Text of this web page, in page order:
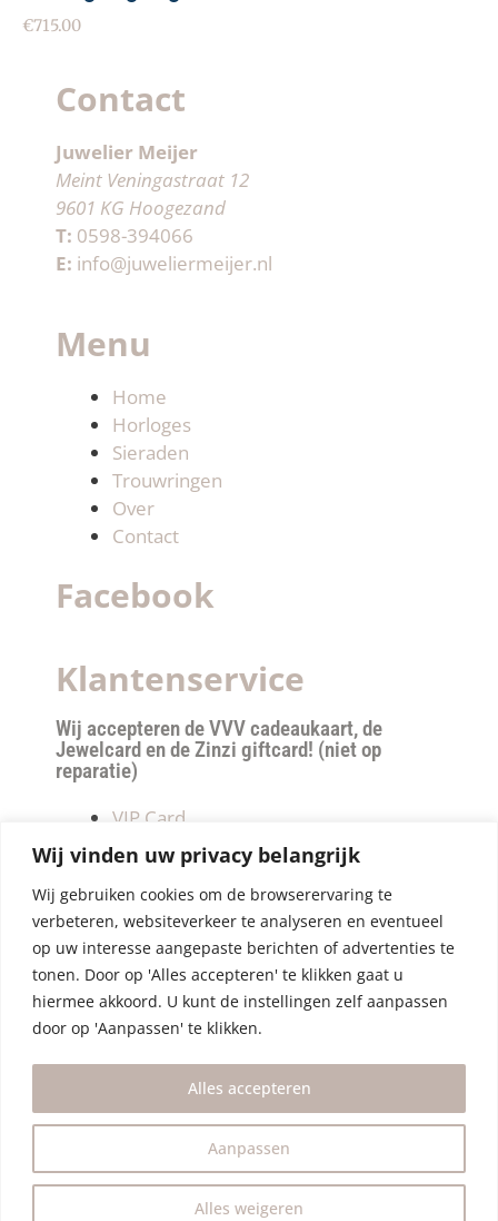
Wij vinden uw privacy belangrijk
Wij gebruiken cookies om de browserervaring te
verbeteren, websiteverkeer te analyseren en eventueel
op uw interesse aangepaste berichten of advertenties te
tonen. Door op 'Alles accepteren' te klikken gaat u
hiermee akkoord. U kunt de instellingen zelf aanpassen
door op 'Aanpassen' te klikken.
Aanpassen
Alles weigeren
Alles accepteren
€715.00
Contact
Juwelier Meijer
Meint Veningastraat 12
9601 KG Hoogezand
T: 0598-394066
E: info@juweliermeijer.nl
Menu
Home
Horloges
Sieraden
Trouwringen
Over
Contact
Facebook
Klantenservice
Wij accepteren de VVV cadeaukaart, de
Jewelcard en de Zinzi giftcard! (niet op
reparatie)
VIP Card
Retourneren
Betalen & verzendkosten
Privacy Policy
Algemene Voorwaarden